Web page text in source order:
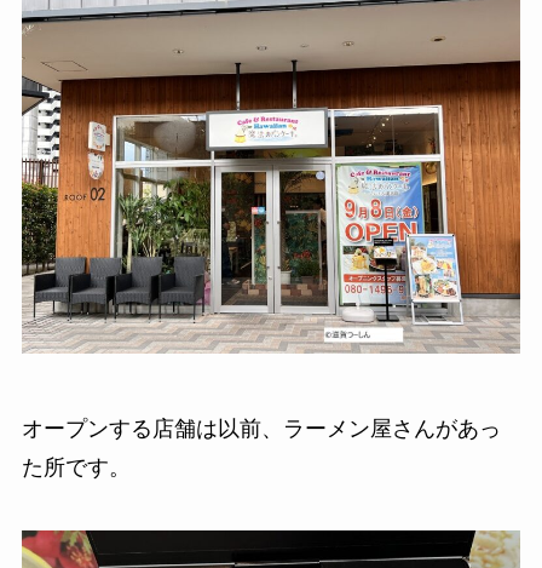
オープンする店舗は以前、ラーメン屋さんがあっ
た所です。